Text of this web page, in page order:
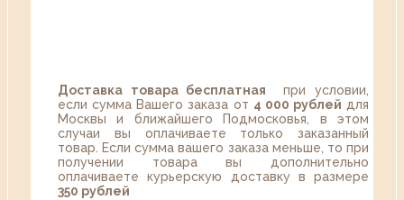
Доставка товара бесплатная при условии,
если сумма Вашего заказа от 4 000 рублей для
Москвы и ближайшего Подмосковья, в этом
случаи вы оплачиваете только заказанный
товар. Если сумма вашего заказа меньше, то при
получении товара вы дополнительно
оплачиваете курьерскую доставку в размере
350 рублей